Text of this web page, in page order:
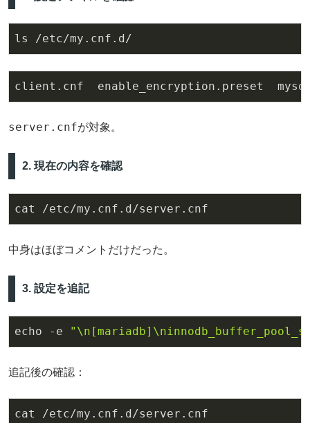
ls /etc/my .cnf .d /
client .cnf
  enable_encryption
.preset
server.cnfが対象。
2. 現在の内容を確認
cat /etc/my .cnf .d/server.cnf
中身はほぼコメントだけだった。
3. 設定を追記
echo -e
追記後の確認：
cat /etc/my .cnf .d/server.cnf